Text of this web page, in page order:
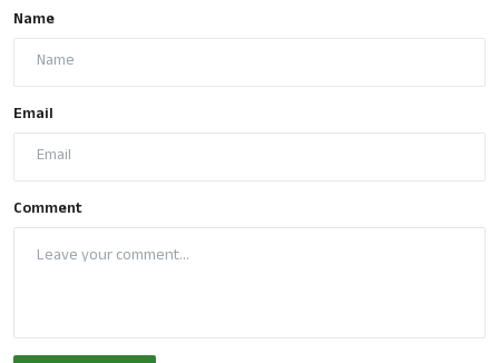
Name
Email
Comment